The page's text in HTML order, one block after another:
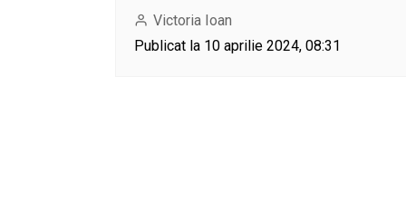
Victoria Ioan
Publicat la 10 aprilie 2024, 08:31